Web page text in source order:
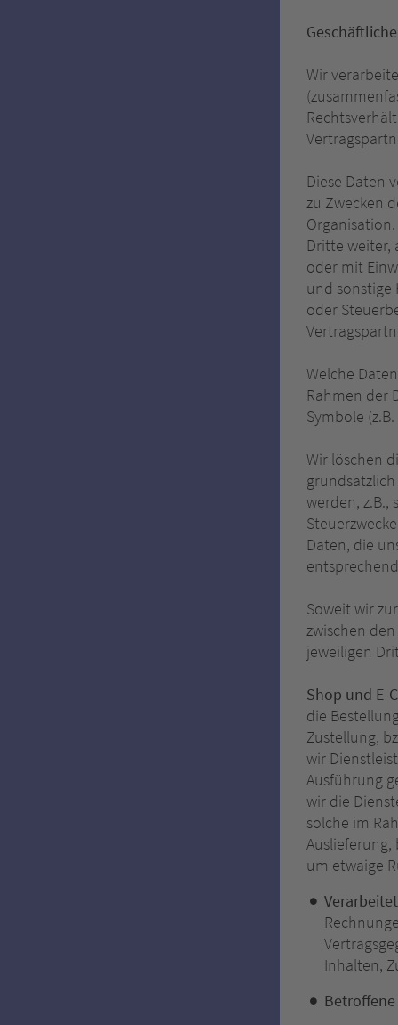
Wir
Diese Daten
zu Zwecken
Dritte weiter,
oder mit
und sonstige
oder
Welche
Rahmen der
Symbole
Wir löschen
werden, z.B.,
Daten, die
Soweit wir
zwischen
jeweiligen
Shop und E-
die
Zustellung,
wir
Ausführung
wir die
solche im
um etwaige
Inhalten,